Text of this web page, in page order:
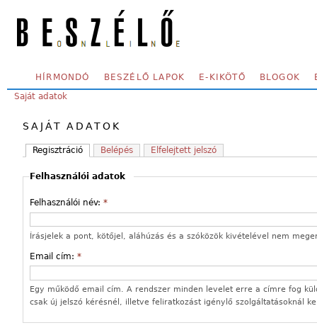
SECONDARY MENU
HÍRMONDÓ BESZÉLŐ LAPOK E-KIKÖTŐ BLOGOK
YOU ARE HERE:
Saját adatok
SAJÁT ADATOK
Regisztráció Belépés Elfelejtett jelszó
Felhasználói adatok
Felhasználói név: *
Írásjelek a pont, kötőjel, aláhúzás és a szóközök kivételével nem
Email cím: *
Egy működő email cím. A rendszer minden levelet erre a címre fog
csak új jelszó kérésnél, illetve feliratkozást igénylő szolgáltatásoknál